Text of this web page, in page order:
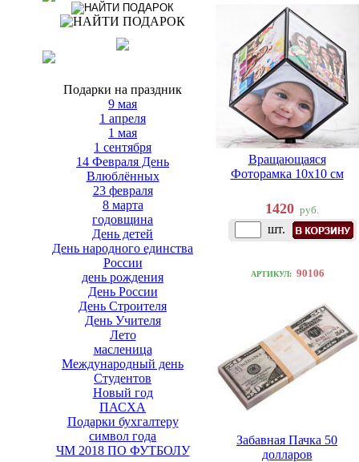
Подарки на праздник
9 мая
1 апреля
1 мая
1 сентября
14 Февраля День
Влюблённых
23 февраля
8 марта
годовщина
День детей
День народного единства
России
день рождения
День России
День Строителя
День Учителя
Лето
масленица
Международный день
Студентов
Новый год
ПАСХА
Подарки бухгалтеру
символ года
ЧМ 2018 ПО ФУТБОЛУ
Вращающаяся
Фоторамка 10х10 см
1420 руб.
шт.
АРТИКУЛ: 90106
Забавная Пачка 50
долларов